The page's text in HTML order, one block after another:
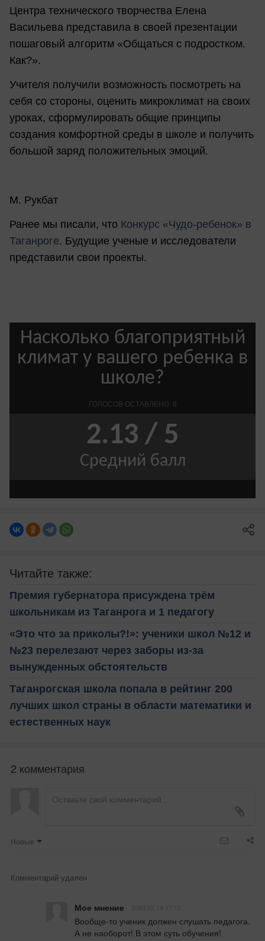
Центра технического творчества Елена
Васильева представила в своей презентации
пошаговый алгоритм «Общаться с подростком.
Как?».
Учителя получили возможность посмотреть на
себя со стороны, оценить микроклимат на своих
уроках, сформулировать общие принципы
создания комфортной среды в школе и получить
большой заряд положительных эмоций.
М. Рукбат
Ранее мы писали, что Конкурс «Чудо-ребенок» в
Таганроге. Будущие ученые и исследователи
представили свои проекты.
Читайте также:
Премия губернатора присуждена трём
школьникам из Таганрога и 1 педагогу
«Это что за приколы?!»: ученики школ №12 и
№23 перелезают через заборы из-за
вынужденных обстоятельств
Таганрогская школа попала в рейтинг 200
лучших школ страны в области математики и
естественных наук
2 комментария
Новые
Комментарий удален
Мое мнение
Вообще-то ученик должен слушать педагога.
А не наоборот! В этом суть обучения!